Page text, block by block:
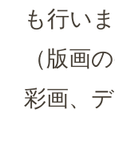
も行い
（版画
彩画、